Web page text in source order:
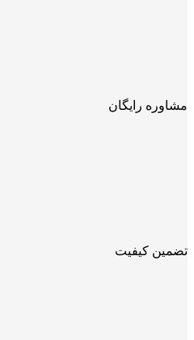
مشاوره رایگان
تضمین کیفیت